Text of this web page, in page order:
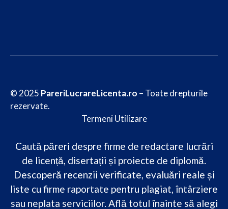
© 2025 PareriLucrareLicenta.ro – Toate drepturile
rezervate.
Termeni Utilizare
Caută păreri despre firme de redactare lucrări
de licență, disertații și proiecte de diplomă.
Descoperă recenzii verificate, evaluări reale și
liste cu firme raportate pentru plagiat, întârziere
sau neplata serviciilor. Află totul înainte să alegi